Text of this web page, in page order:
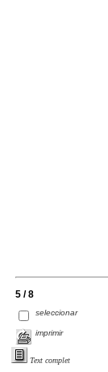
5 / 8
seleccionar
imprimir
Text complet